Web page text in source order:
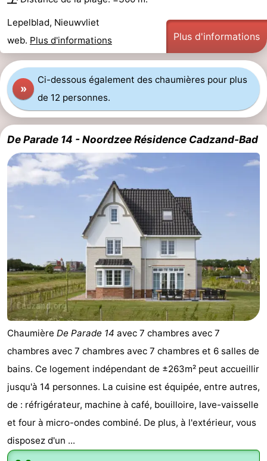
Contact
Lepelblad, Nieuwvliet
web. Plus d'informations Plus d'informations
»
Ci-dessous également des chaumières pour plus
de 12 personnes.
De Parade 14 - Noordzee Résidence Cadzand-Bad
Chaumière De Parade 14 avec 7 chambres avec 7
chambres avec 7 chambres avec 7 chambres et 6 salles de
bains. Ce logement indépendant de ±263m² peut accueillir
jusqu'à 14 personnes. La cuisine est équipée, entre autres,
de : réfrigérateur, machine à café, bouilloire, lave-vaisselle
et four à micro-ondes combiné. De plus, à l'extérieur, vous
disposez d'un ...